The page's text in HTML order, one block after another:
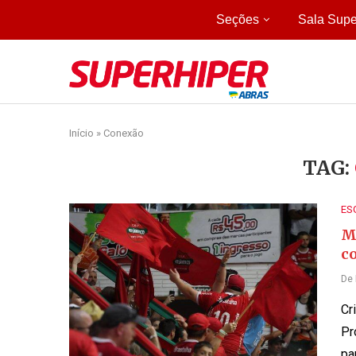
Seções Sala
Início » Conexão
TAG:
De